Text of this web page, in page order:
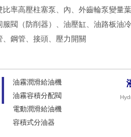
比率高壓柱塞泵、內、外齒輪泵變量
閥（防削器）、油壓缸、油路板油
鋼管、接頭、 壓力開關
油霧潤滑給油機
油霧容積分配閥
電動潤滑給油機
容積式分油器